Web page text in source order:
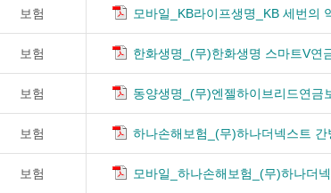
보험 모바일_KB라이프생명_KB 세번의
보험 한화생명_(무)한화생명 스마트V연
보험 동양생명_(무)엔젤하이브리드연금
보험 하나손해보험_(무)하나더넥스트 간
보험 모바일_하나손해보험_(무)하나더